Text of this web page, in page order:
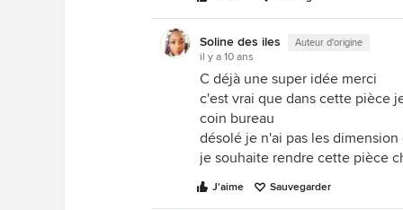
Soline des iles Auteur d'origine
il y a 10 ans
C déjà une super idée merci
c'est vrai que dans cette pièce
coin bureau
désolé je n'ai pas les dimension
je souhaite rendre cette pièce
J'aime Sauvegarder